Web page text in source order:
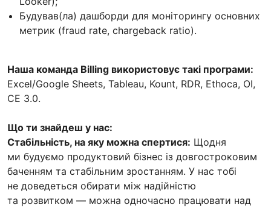
Будував(ла) дашборди для моніторингу основних
метрик (fraud rate, chargeback ratio).
Наша команда Billing використовує такі програми:
Excel/Google Sheets, Tableau, Kount, RDR, Ethoca, OI,
CE 3.0.
Що ти знайдеш у нас:
Стабільність, на яку можна спертися: Щодня
ми будуємо продуктовий бізнес із довгостроковим
баченням та стабільним зростанням. У нас тобі
не доведеться обирати між надійністю
та розвитком — можна одночасно працювати над